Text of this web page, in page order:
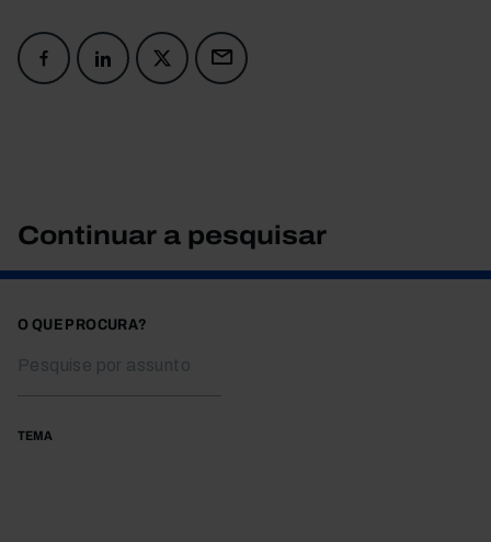
Continuar a pesquisar
O QUE PROCURA?
TEMA